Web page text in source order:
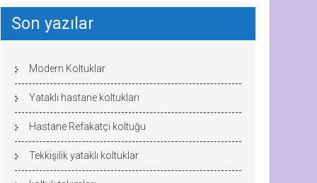
Son yazılar
Modern Koltuklar
Yataklı hastane koltukları
Hastane Refakatçi koltuğu
Tekkişilik yataklı koltuklar